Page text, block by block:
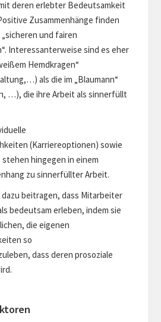
deren erlebter Bedeutsamkeit
Zusammenhänge finden
und fairen
Interessanterweise sind es eher
Hemdkragen“
als die im „Blaumann“
…), die ihre Arbeit als sinnerfüllt
(Karriereoptionen) sowie
hingegen in einem
zu sinnerfüllter Arbeit.
beitragen, dass Mitarbeiter
bedeutsam erleben, indem sie
die eigenen
so
dass deren prosoziale